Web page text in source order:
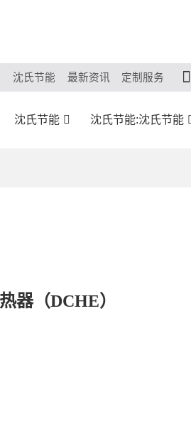
沈氏节能 最新资讯 定制服务
沈氏节能 沈氏节能:沈氏节能
器（DCHE）